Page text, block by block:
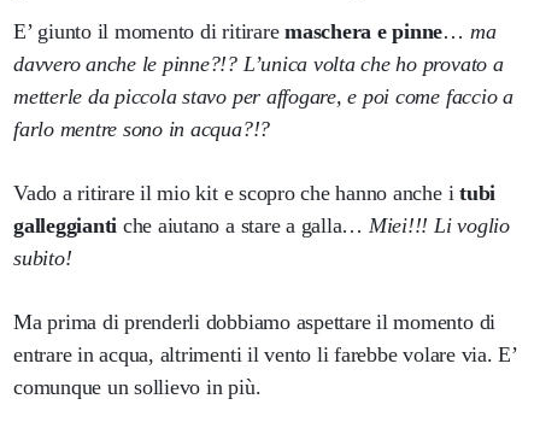
E’ giunto il momento di ritiraremaschera e pinne… ma
davvero anche le pinne?!? L’unica volta che ho provato a
metterle da piccola stavo per affogare, e poi come faccio a
farlo mentre sono in acqua?!?
Vado a ritirare il mio kit e scopro che hanno anche itubi
galleggianti che aiutano a stare a galla… Miei!!! Li voglio
subito!
Ma prima di prenderli dobbiamo aspettare il momento di
entrare in acqua, altrimenti il vento li farebbe volare via. E’
comunque un sollievo in più.